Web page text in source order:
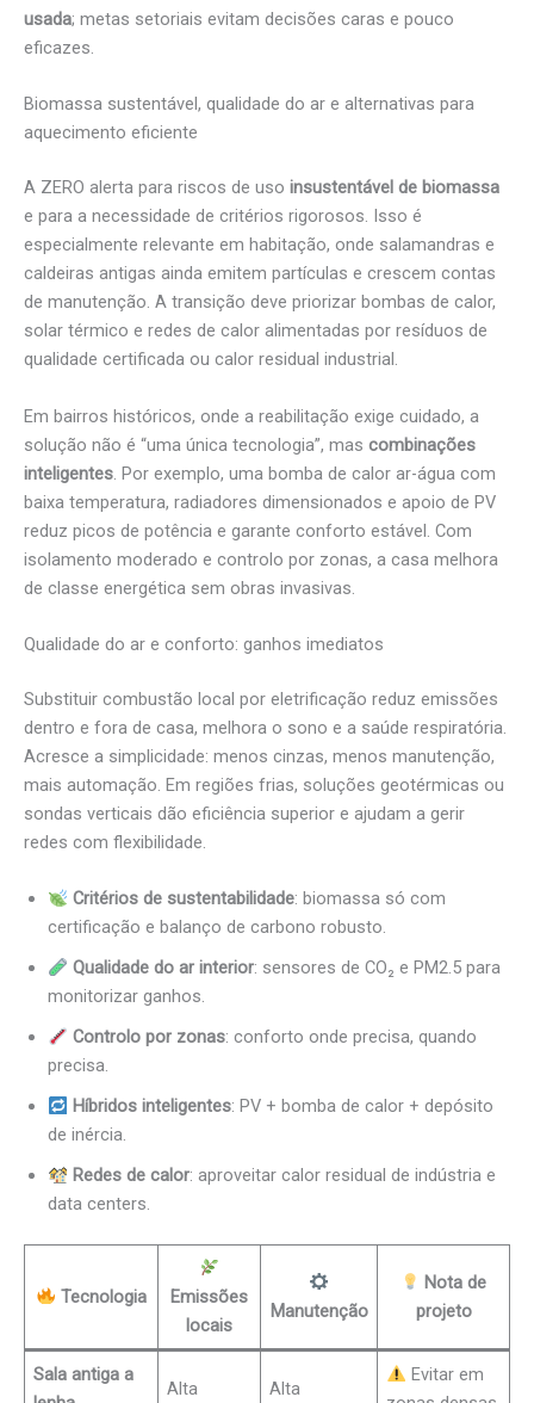
usada; metas setoriais evitam decisões caras e pouco
eficazes.
Biomassa sustentável, qualidade do ar e alternativas para
aquecimento eficiente
A ZERO alerta para riscos de uso insustentável de biomassa
e para a necessidade de critérios rigorosos. Isso é
especialmente relevante em habitação, onde salamandras e
caldeiras antigas ainda emitem partículas e crescem contas
de manutenção. A transição deve priorizar bombas de calor,
solar térmico e redes de calor alimentadas por resíduos de
qualidade certificada ou calor residual industrial.
Em bairros históricos, onde a reabilitação exige cuidado, a
solução não é “uma única tecnologia”, mas combinações
inteligentes . Por exemplo, uma bomba de calor ar-água com
baixa temperatura, radiadores dimensionados e apoio de PV
reduz picos de potência e garante conforto estável. Com
isolamento moderado e controlo por zonas, a casa melhora
de classe energética sem obras invasivas.
Qualidade do ar e conforto: ganhos imediatos
Substituir combustão local por eletrificação reduz emissões
dentro e fora de casa, melhora o sono e a saúde respiratória.
Acresce a simplicidade: menos cinzas, menos manutenção,
mais automação. Em regiões frias, soluções geotérmicas ou
sondas verticais dão eficiência superior e ajudam a gerir
redes com flexibilidade.
Critérios de sustentabilidade: biomassa só com
certificação e balanço de carbono robusto.
Qualidade do ar interior: sensores de CO₂ e PM2.5 para
monitorizar ganhos.
Controlo por zonas: conforto onde precisa, quando
precisa.
Híbridos inteligentes: PV + bomba de calor + depósito
de inércia.
Redes de calor: aproveitar calor residual de indústria e
data centers.
Tecnologia
Emissões
locais
Manutenção
Nota de
projeto
Sala antiga a
Alta Alta
Evitar em